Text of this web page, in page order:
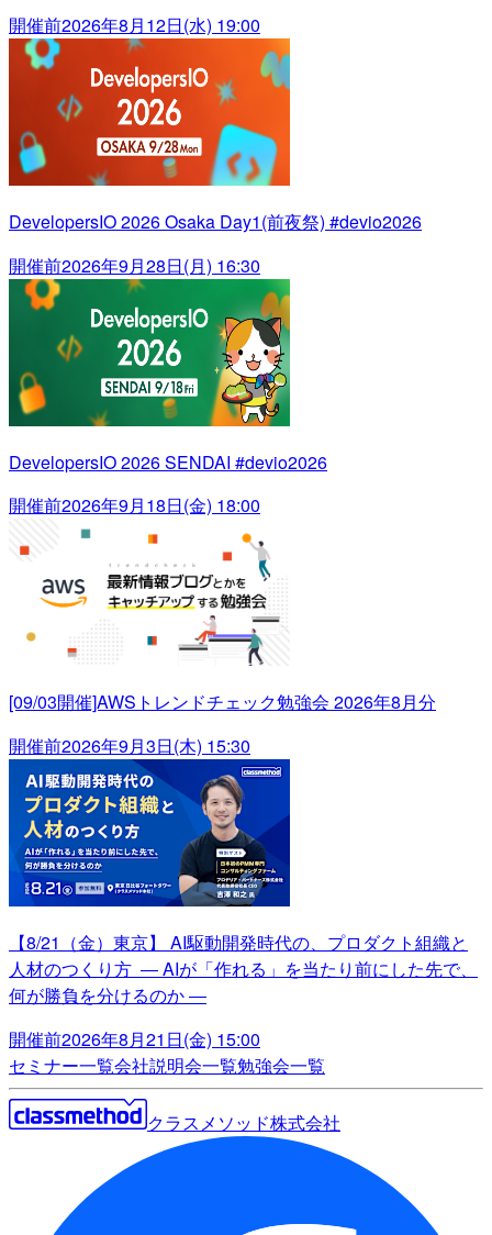
開催前2026年8月12日(水) 19:00
DevelopersIO 2026 Osaka Day1(前夜祭) #devio2026
開催前2026年9月28日(月) 16:30
DevelopersIO 2026 SENDAI #devio2026
開催前2026年9月18日(金) 18:00
[09/03開催]AWSトレンドチェック勉強会 2026年8月分
開催前2026年9月3日(木) 15:30
【8/21（金）東京】 AI駆動開発時代の、プロダクト組織と
人材のつくり方 ― AIが「作れる」を当たり前にした先で、
何が勝負を分けるのか ―
開催前2026年8月21日(金) 15:00
セミナー一覧会社説明会一覧勉強会一覧
クラスメソッド株式会社